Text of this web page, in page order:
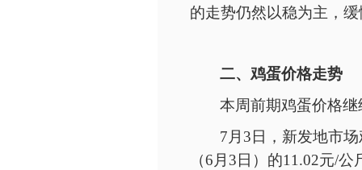
的走势仍然以稳为主，
二、鸡蛋价格走势
本周前期鸡蛋价格
7月 3 日，新发地市
（6月3日）的11.02元/